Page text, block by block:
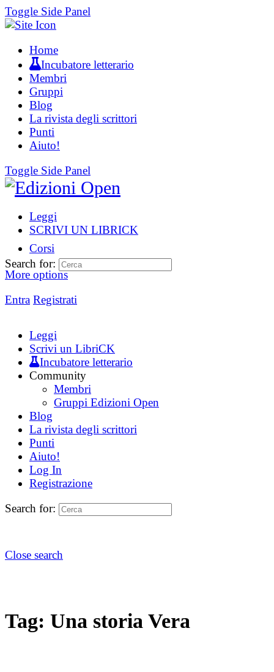
Toggle Side Panel
Home
Incubatore letterario
Membri
Gruppi
Blog
La rivista degli scrittori
Punti
Aiuto!
Toggle Side Panel
Leggi
SCRIVI UN LIBRICK
Corsi
More options
Entra Registrati
Search for:
Leggi
Scrivi un LibriCK
Incubatore letterario
Community
Membri
Gruppi Edizioni Open
Blog
La rivista degli scrittori
Punti
Aiuto!
Log In
Registrazione
Search for:
Close search
Tag: Una storia Vera